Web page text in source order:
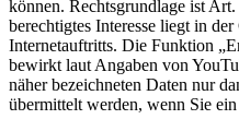
können. Rechtsgrundlage ist
berechtigtes Interesse liegt in
Internetauftritts. Die Funktion
bewirkt laut Angaben von
näher bezeichneten Daten nur
übermittelt werden, wenn Sie